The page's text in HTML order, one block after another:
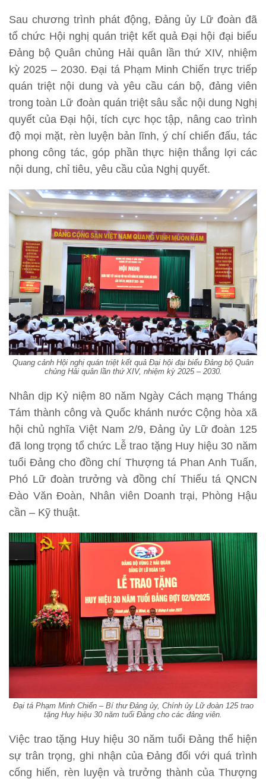
Sau chương trình phát động, Đảng ủy Lữ đoàn đã
tổ chức Hội nghị quán triệt kết quả Đại hội đại biểu
Đảng bộ Quân chủng Hải quân lần thứ XIV, nhiệm
kỳ 2025 – 2030. Đại tá Phạm Minh Chiến trực triếp
quán triệt nội dung và yêu cầu cán bộ, đảng viên
trong toàn Lữ đoàn quán triệt sâu sắc nội dung Nghị
quyết của Đại hội, tích cực học tập, nâng cao trình
độ mọi mặt, rèn luyện bản lĩnh, ý chí chiến đấu, tác
phong công tác, góp phần thực hiện thắng lợi các
nội dung, chỉ tiêu, yêu cầu của Nghị quyết.
Quang cảnh Hội nghị quán triệt kết quả Đại hội đại biểu Đảng bộ Quân
chủng Hải quân lần thứ XIV, nhiệm kỳ 2025 – 2030.
Nhân dịp Kỷ niệm 80 năm Ngày Cách mạng Tháng
Tám thành công và Quốc khánh nước Cộng hòa xã
hội chủ nghĩa Việt Nam 2/9, Đảng ủy Lữ đoàn 125
đã long trọng tổ chức Lễ trao tặng Huy hiệu 30 năm
tuổi Đảng cho đồng chí Thượng tá Phan Anh Tuấn,
Phó Lữ đoàn trưởng và đồng chí Thiếu tá QNCN
Đào Văn Đoàn, Nhân viên Doanh trại, Phòng Hậu
cần – Kỹ thuật.
Đại tá Phạm Minh Chiến – Bí thư Đảng ủy, Chính ủy Lữ đoàn 125 trao
tặng Huy hiệu 30 năm tuổi Đảng cho các đảng viên.
Việc trao tặng Huy hiệu 30 năm tuổi Đảng thể hiện
sự trân trọng, ghi nhận của Đảng đối với quá trình
cống hiến, rèn luyện và trưởng thành của Thượng